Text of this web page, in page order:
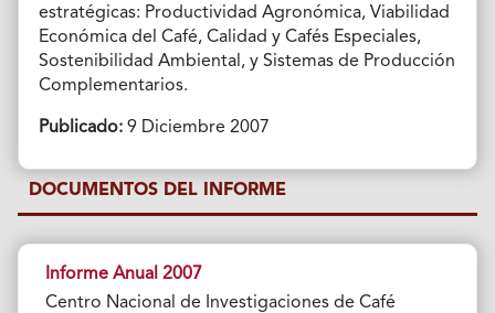
estratégicas: Productividad Agronómica, Viabilidad
Económica del Café, Calidad y Cafés Especiales,
Sostenibilidad Ambiental, y Sistemas de Producción
Complementarios.
Publicado:9 Diciembre 2007
DOCUMENTOS DEL INFORME
Informe Anual 2007
Centro Nacional de Investigaciones de Café